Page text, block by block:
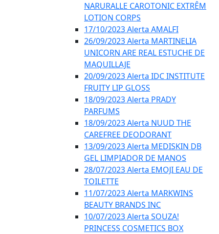
NARURALLE CAROTONIC EXTRÊM
LOTION CORPS
17/10/2023 Alerta AMALFI
26/09/2023 Alerta MARTINELIA
UNICORN ARE REAL ESTUCHE DE
MAQUILLAJE
20/09/2023 Alerta IDC INSTITUTE
FRUITY LIP GLOSS
18/09/2023 Alerta PRADY
PARFUMS
18/09/2023 Alerta NUUD THE
CAREFREE DEODORANT
13/09/2023 Alerta MEDISKIN DB
GEL LIMPIADOR DE MANOS
28/07/2023 Alerta EMOJI EAU DE
TOILETTE
11/07/2023 Alerta MARKWINS
BEAUTY BRANDS INC
10/07/2023 Alerta SOUZA!
PRINCESS COSMETICS BOX